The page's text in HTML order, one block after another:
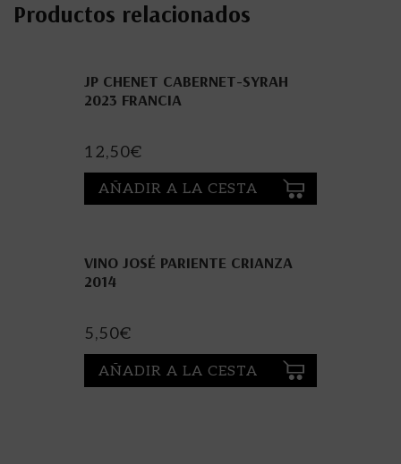
Productos relacionados
JP CHENET CABERNET-SYRAH
2023 FRANCIA
12,50€
AÑADIR A LA CESTA
VINO JOSÉ PARIENTE CRIANZA
2014
5,50€
AÑADIR A LA CESTA